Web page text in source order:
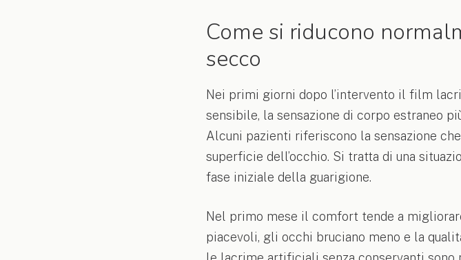
Come si riducono
secco
Nei primi giorni dopo l’intervento il film
sensibile, la sensazione di corpo estraneo
Alcuni pazienti riferiscono la sensazione
superficie dell’occhio. Si tratta di una
fase iniziale della guarigione.
Nel primo mese il comfort tende a
piacevoli, gli occhi bruciano meno e la